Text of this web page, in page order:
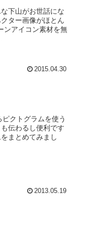
下山がお世話にな
ター画像がほとん
ンアイコン素材を無
2015.04.30
クトグラムを使う
伝わるし便利です
まとめてみまし
2013.05.19